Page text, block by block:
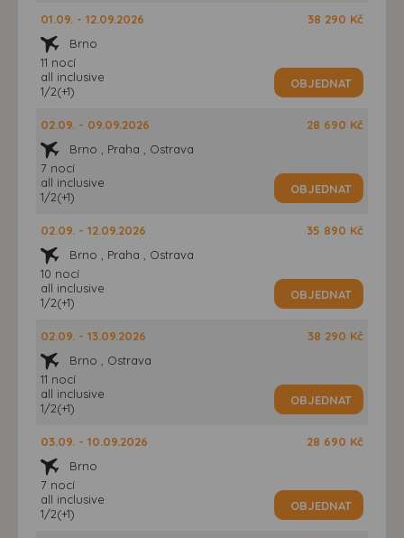
01.09. - 12.09.2026
Brno
11 nocí
all inclusive
1/2(+1)
38 290 Kč
OBJEDNAT
02.09. - 09.09.2026
Brno , Praha , Ostrava
7 nocí
all inclusive
1/2(+1)
28 690 Kč
OBJEDNAT
02.09. - 12.09.2026
Brno , Praha , Ostrava
10 nocí
all inclusive
1/2(+1)
35 890 Kč
OBJEDNAT
02.09. - 13.09.2026
Brno , Ostrava
11 nocí
all inclusive
1/2(+1)
38 290 Kč
OBJEDNAT
03.09. - 10.09.2026
Brno
7 nocí
all inclusive
1/2(+1)
28 690 Kč
OBJEDNAT